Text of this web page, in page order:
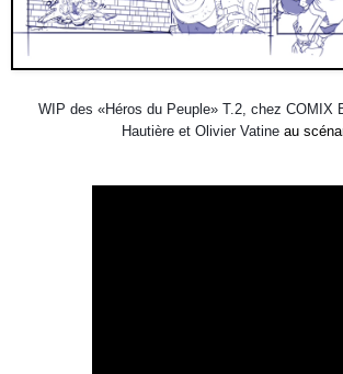
WIP des «Héros du Peuple» T.2, chez COMIX
Hautière et Olivier Vatine au